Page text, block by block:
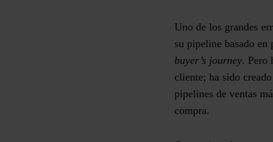
Uno de los grandes
su pipeline basado
buyer’s journey. Pero
cliente; ha sido
pipelines de ventas
compra.